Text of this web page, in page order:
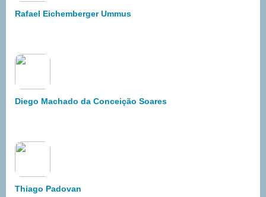
Rafael Eichemberger Ummus
Diego Machado da Conceição Soares
Thiago Padovan